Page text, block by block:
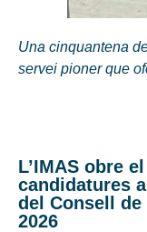
Una cinquantena
servei pioner que
L’IMAS obre
candidatures
del Consell de
2026